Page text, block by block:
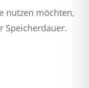
nutzen möchten,
Speicherdauer.